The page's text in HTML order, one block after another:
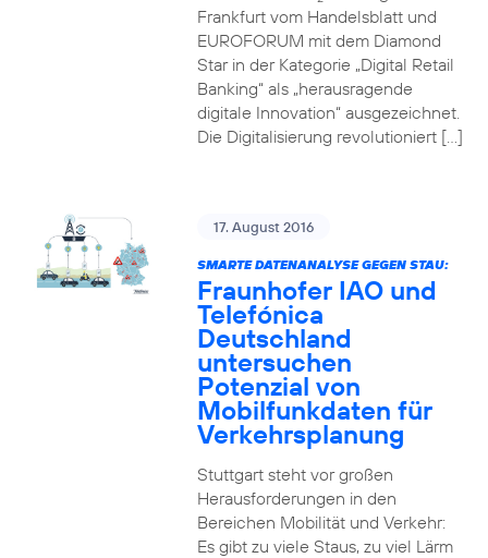
Frankfurt vom Handelsblatt und
EUROFORUM mit dem Diamond
Star in der Kategorie „Digital Retail
Banking“ als „herausragende
digitale Innovation“ ausgezeichnet.
Die Digitalisierung revolutioniert […]
17. August 2016
SMARTE DATENANALYSE GEGEN STAU:
Fraunhofer IAO und
Telefónica
Deutschland
untersuchen
Potenzial von
Mobilfunkdaten für
Verkehrsplanung
Stuttgart steht vor großen
Herausforderungen in den
Bereichen Mobilität und Verkehr:
Es gibt zu viele Staus, zu viel Lärm